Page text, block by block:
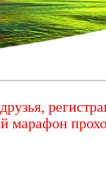
марафон